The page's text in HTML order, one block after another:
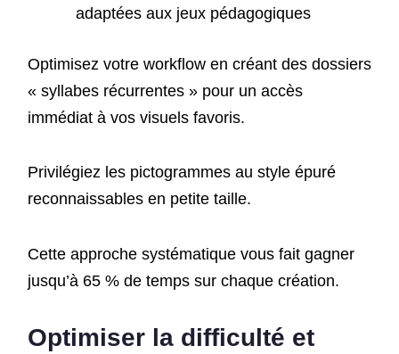
adaptées aux jeux pédagogiques
Optimisez votre workflow en créant des dossiers
« syllabes récurrentes » pour un accès
immédiat à vos visuels favoris.
Privilégiez les pictogrammes au style épuré
reconnaissables en petite taille.
Cette approche systématique vous fait gagner
jusqu’à 65 % de temps sur chaque création.
Optimiser la difficulté et